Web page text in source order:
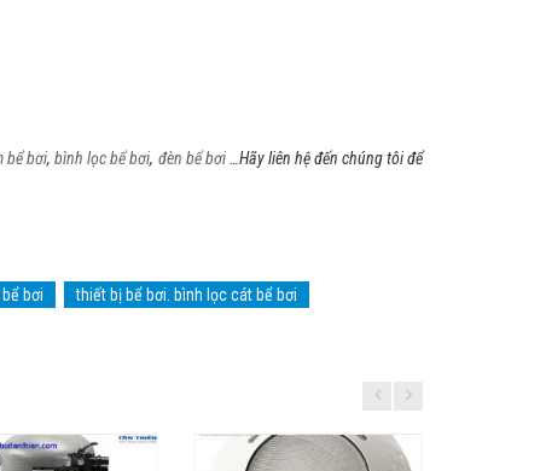
bể bơi,bình lọc bể bơi, đèn bể bơi…Hãy liên hệ đến chúng tôi để
bơi thiết bị bể bơi. bình lọc cát bể bơi